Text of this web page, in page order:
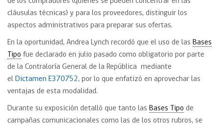
cláusulas técnicas) y para los proveedores, distinguir los
aspectos administrativos para preparar sus ofertas.
En la oportunidad, Andrea Lynch recordó que el uso de las Bases
Tipo fue declarado en julio pasado como obligatorio por parte
de la Contraloría General de la República mediante
el Dictamen E370752, por lo que enfatizó en aprovechar las
ventajas de esta modalidad.
Durante su exposición detalló que tanto las Bases Tipo de
campañas comunicacionales como las de los otros rubros, se